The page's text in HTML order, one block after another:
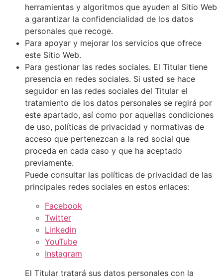
herramientas y algoritmos que ayuden al Sitio Web
a garantizar la confidencialidad de los datos
personales que recoge.
Para apoyar y mejorar los servicios que ofrece
este Sitio Web.
Para gestionar las redes sociales. El Titular tiene
presencia en redes sociales. Si usted se hace
seguidor en las redes sociales del Titular el
tratamiento de los datos personales se regirá por
este apartado, así como por aquellas condiciones
de uso, políticas de privacidad y normativas de
acceso que pertenezcan a la red social que
proceda en cada caso y que ha aceptado
previamente.
Puede consultar las políticas de privacidad de las
principales redes sociales en estos enlaces:
Facebook
Twitter
Linkedin
YouTube
Instagram
El Titular tratará sus datos personales con la